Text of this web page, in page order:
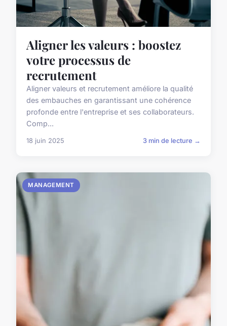
Aligner les valeurs : boostez
votre processus de
recrutement
Aligner valeurs et recrutement améliore la qualité
des embauches en garantissant une cohérence
profonde entre l'entreprise et ses collaborateurs.
Comp...
18 juin 2025 3 min de lecture →
MANAGEMENT